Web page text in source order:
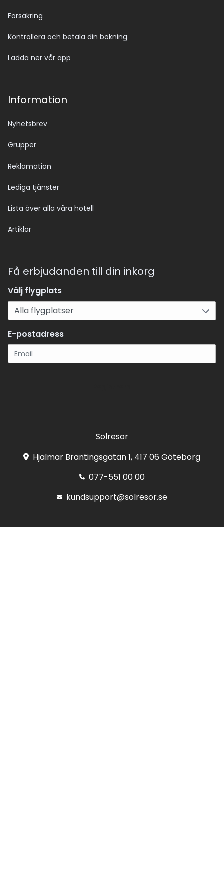
Försäkring
Kontrollera och betala din bokning
Ladda ner vår app
Information
Nyhetsbrev
Grupper
Reklamation
Lediga tjänster
Lista över alla våra hotell
Artiklar
Få erbjudanden till din inkorg
Välj flygplats
E-postadress
Solresor
Hjalmar Brantingsgatan 1, 417 06 Göteborg
077-551 00 00
kundsupport@solresor.se